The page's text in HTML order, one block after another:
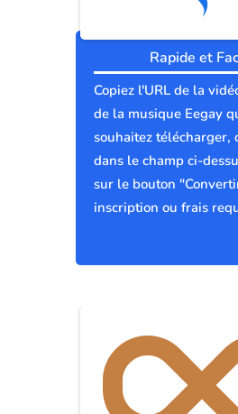
Rapide et
Copiez l'URL de la
de la musique Eegay
souhaitez télécharger,
dans le champ ci-
sur le bouton
inscription ou frais